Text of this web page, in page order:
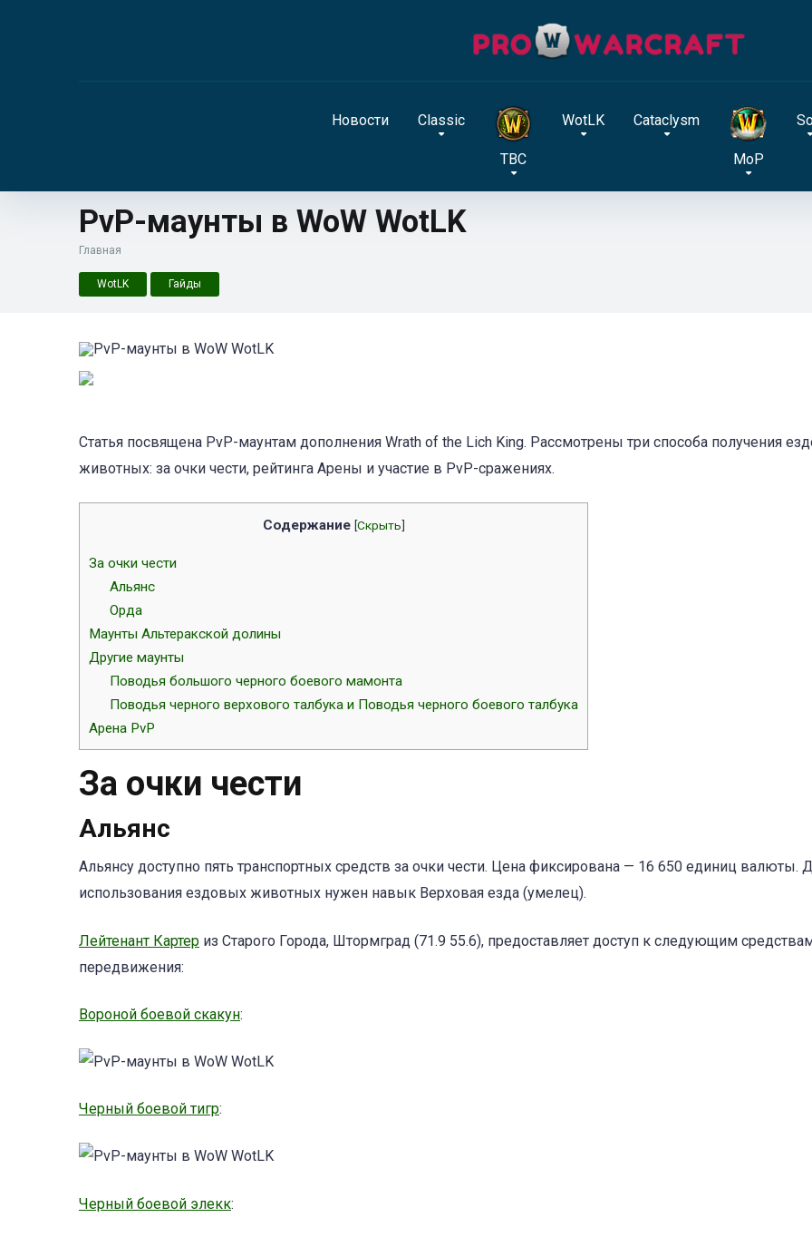
Новости Classic
TBC
WotLK Cataclysm
MoP
PvP-маунты в WoW WotLK
Главная
WotLK Гайды
Статья посвящена PvP-маунтам дополнения Wrath of the Lich King. Рассмотрены три способа получения
животных: за очки чести, рейтинга Арены и участие в PvP-сражениях.
Содержание [Скрыть]
За очки чести
Альянс
Орда
Маунты Альтеракской долины
Другие маунты
Поводья большого черного боевого мамонта
Поводья черного верхового талбука и Поводья черного боевого талбука
Арена PvP
За очки чести
Альянс
Альянсу доступно пять транспортных средств за очки чести. Цена фиксирована — 16 650 единиц валюты.
использования ездовых животных нужен навык Верховая езда (умелец).
Лейтенант Картер из Старого Города, Штормград (71.9 55.6), предоставляет доступ к следующим
передвижения:
Вороной боевой скакун:
Черный боевой тигр:
Черный боевой элекк: